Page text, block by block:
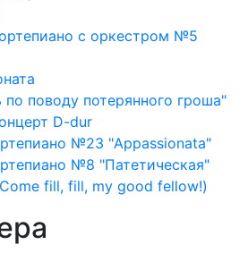
с оркестром №5
поводу потерянного гроша"
D-dur
№23 "Appassionata"
№8 "Патетическая"
fill, fill, my good fellow!)